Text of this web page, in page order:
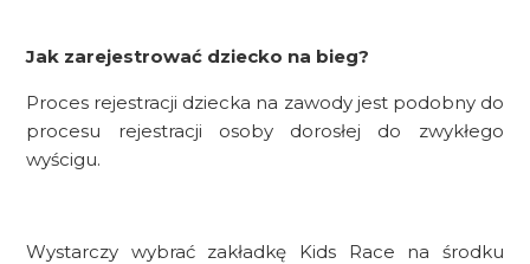
Jak zarejestrować dziecko na bieg?
Proces rejestracji dziecka na zawody jest podobny do
procesu rejestracji osoby dorosłej do zwykłego
wyścigu.
Wystarczy wybrać zakładkę Kids Race na środku